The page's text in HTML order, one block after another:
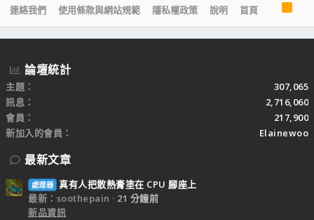
連絡我們
使用條款與網站規範 隱私權政策 說明 首頁
R
S
S
論壇統計
主題
307,065
訊息
2,716,060
會員
217,900
新加入的會員
Elainewoo
最新文章
處理器 真有人把散熱膏塗在 CPU 腳座上
最新：soothepain
21 分鐘前
新品資訊